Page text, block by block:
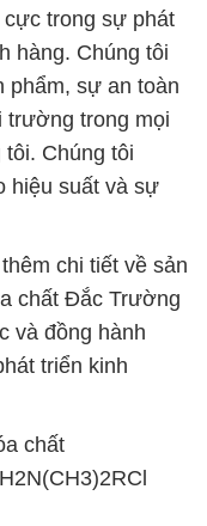
trong sự phát
hàng. Chúng tôi
phẩm, sự an toàn
trường trong mọi
tôi. Chúng tôi
hiệu suất và sự
chi tiết về sản
chất Đắc Trường
và đồng hành
triển kinh
chất